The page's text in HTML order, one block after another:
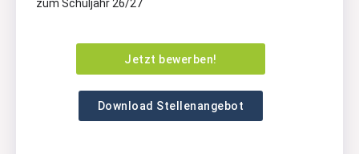
zum Schuljahr 26/27
Jetzt bewerben!
Download Stellenangebot